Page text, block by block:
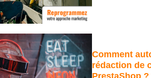
Comment
rédaction de